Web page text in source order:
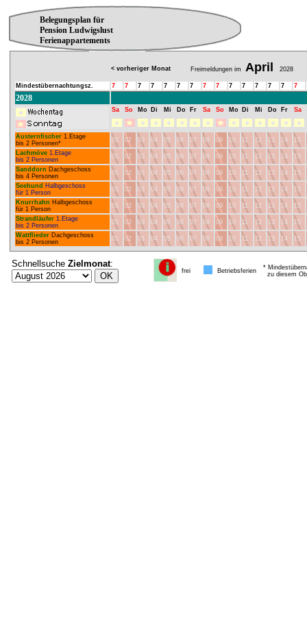
Belegungsplan für
Pension Ludwigslust
Ferienappartements
< vorheriger Monat Freimeldungen im April 2028
Mindestübernachtungsz. 7 7 7 7 7 7 7 7 7 7 7 7 7 7 7
2028
Sa So Mo Di Mi Do Fr Sa So Mo Di Mi Do Fr Sa
Austernfischer 1.Etage
bis 2 Personen*
01 02 03 04 05 06 07 08 09 10 11 12 13 14
15
Lachmöve 1.Etage
bis 2 Personen
01 02 03 04 05 06 07 08 09 10 11 12 13 14
15
Sanddorn Dachgeschoss
bis 4 Personen
01 02 03 04 05 06 07 08 09 10 11 12 13 14
15
Seehund Halbgeschoss
für 1 Person
01 02 03 04 05 06 07 08 09 10 11 12 13 14
15
Knurrhahn Halbgeschoss
für 1 Person
01 02 03 04 05 06 07 08 09 10 11 12 13 14
15
Strandläufer 1.Etage
bis 2 Personen
01 02 03 04 05 06 07 08 09 10 11 12 13 14
15
Wattflieder Dachgeschoss
bis 2 Personen
01 02 03 04 05 06 07 08 09 10 11 12 13 14 15
Schnellsuche Zielmonat:
frei Betriebsferien
*
zu diesem